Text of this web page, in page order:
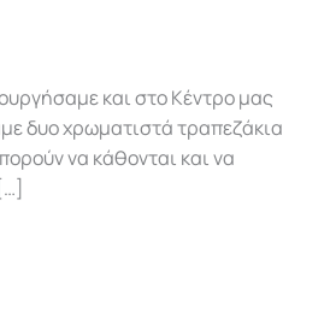
και στο Κέντρο μας
δυο χρωματιστά τραπεζάκια
να κάθονται και να